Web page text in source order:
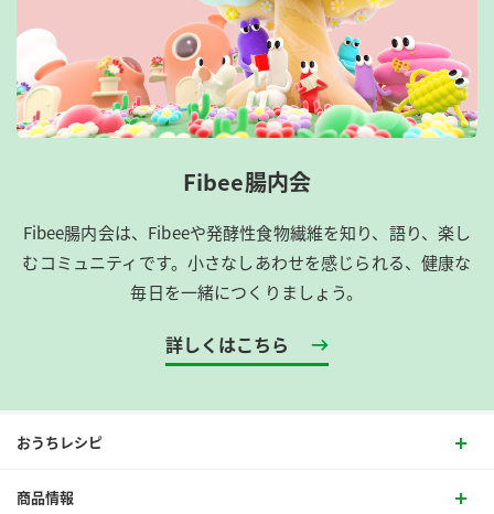
Fibee腸内会
Fibee腸内会は、​Fibeeや発酵性食物繊維を知り、語り、楽し
むコミュニティです。​小さなしあわせを感じられる、健康な
毎日を一緒につくりましょう。
詳しくはこちら
おうちレシピ
商品情報